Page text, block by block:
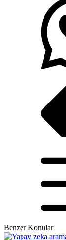
Benzer Konular